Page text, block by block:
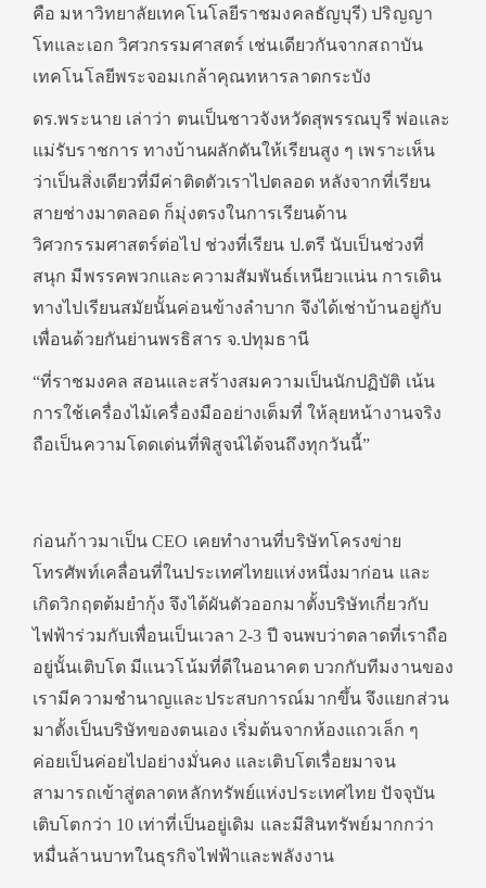
คือ มหาวิทยาลัยเทคโนโลยีราชมงคลธัญบุรี) ปริญญา
โทและเอก วิศวกรรมศาสตร์ เช่นเดียวกันจากสถาบัน
เทคโนโลยีพระจอมเกล้าคุณทหารลาดกระบัง
ดร.พระนาย เล่าว่า ตนเป็นชาวจังหวัดสุพรรณบุรี พ่อและ
แม่รับราชการ ทางบ้านผลักดันให้เรียนสูง ๆ เพราะเห็น
ว่าเป็นสิ่งเดียวที่มีค่าติดตัวเราไปตลอด หลังจากที่เรียน
สายช่างมาตลอด ก็มุ่งตรงในการเรียนด้าน
วิศวกรรมศาสตร์ต่อไป ช่วงที่เรียน ป.ตรี นับเป็นช่วงที่
สนุก มีพรรคพวกและความสัมพันธ์เหนียวแน่น การเดิน
ทางไปเรียนสมัยนั้นค่อนข้างลำบาก จึงได้เช่าบ้านอยู่กับ
เพื่อนด้วยกันย่านพรธิสาร จ.ปทุมธานี
“ที่ราชมงคล สอนและสร้างสมความเป็นนักปฏิบัติ เน้น
การใช้เครื่องไม้เครื่องมืออย่างเต็มที่ ให้ลุยหน้างานจริง
ถือเป็นความโดดเด่นที่พิสูจน์ได้จนถึงทุกวันนี้”
ก่อนก้าวมาเป็น CEO เคยทำงานที่บริษัทโครงข่าย
โทรศัพท์เคลื่อนที่ในประเทศไทยแห่งหนึ่งมาก่อน และ
เกิดวิกฤตต้มยำกุ้ง จึงได้ผันตัวออกมาตั้งบริษัทเกี่ยวกับ
ไฟฟ้าร่วมกับเพื่อนเป็นเวลา 2-3 ปี จนพบว่าตลาดที่เราถือ
อยู่นั้นเติบโต มีแนวโน้มที่ดีในอนาคต บวกกับทีมงานของ
เรามีความชำนาญและประสบการณ์มากขึ้น จึงแยกส่วน
มาตั้งเป็นบริษัทของตนเอง เริ่มต้นจากห้องแถวเล็ก ๆ
ค่อยเป็นค่อยไปอย่างมั่นคง และเติบโตเรื่อยมาจน
สามารถเข้าสู่ตลาดหลักทรัพย์แห่งประเทศไทย ปัจจุบัน
เติบโตกว่า 10 เท่าที่เป็นอยู่เดิม และมีสินทรัพย์มากกว่า
หมื่นล้านบาทในธุรกิจไฟฟ้าและพลังงาน